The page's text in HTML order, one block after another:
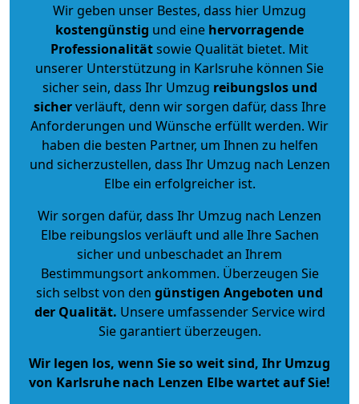
Wir geben unser Bestes, dass hier Umzug
kostengünstig und eine hervorragende
Professionalitätsowie Qualität bietet. Mit
unserer Unterstützung in Karlsruhe können Sie
sicher sein, dass Ihr Umzug reibungslos und
sicherverläuft, denn wir sorgen dafür, dass Ihre
Anforderungen und Wünsche erfüllt werden. Wir
haben die besten Partner, um Ihnen zu helfen
und sicherzustellen, dass Ihr Umzug nach Lenzen
Elbe ein erfolgreicher ist.
Wir sorgen dafür, dass Ihr Umzug nach Lenzen
Elbe reibungslos verläuft und alle Ihre Sachen
sicher und unbeschadet an Ihrem
Bestimmungsort ankommen. Überzeugen Sie
sich selbst von den günstigen Angeboten und
der Qualität. Unsere umfassender Service wird
Sie garantiert überzeugen.
Wir legen los, wenn Sie so weit sind, Ihr Umzug
von Karlsruhe nach Lenzen Elbe wartet auf Sie!